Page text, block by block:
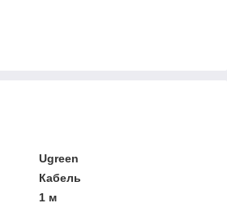
Ugreen
Кабель
1 м